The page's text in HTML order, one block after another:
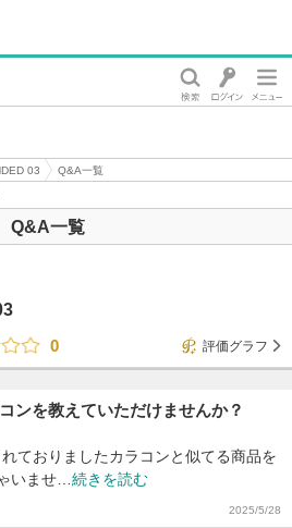
03
Q&A一覧
Q&A一覧
0
評価グラフ
ンを教えていただけませんか？
ておりましたカラコンと似てる商品を
いませ… 続きを読む
2025/5/28